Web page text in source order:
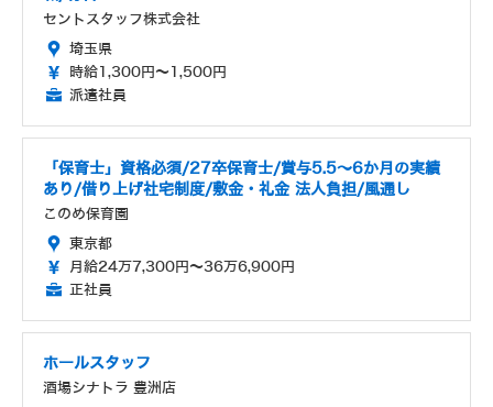
セントスタッフ株式会社
埼玉県
時給1,300円～1,500円
派遣社員
「保育士」資格必須/27卒保育士/賞与5.5～6か月の実績
あり/借り上げ社宅制度/敷金・礼金 法人負担/風通し
このめ保育園
東京都
月給24万7,300円～36万6,900円
正社員
ホールスタッフ
酒場シナトラ 豊洲店